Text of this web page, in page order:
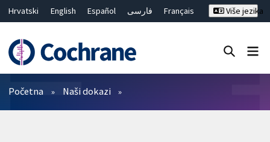
Hrvatski English Español فارسی
Français
繁體中文
简体中文
Više jezika
Prečistači
Početna Naši dokazi